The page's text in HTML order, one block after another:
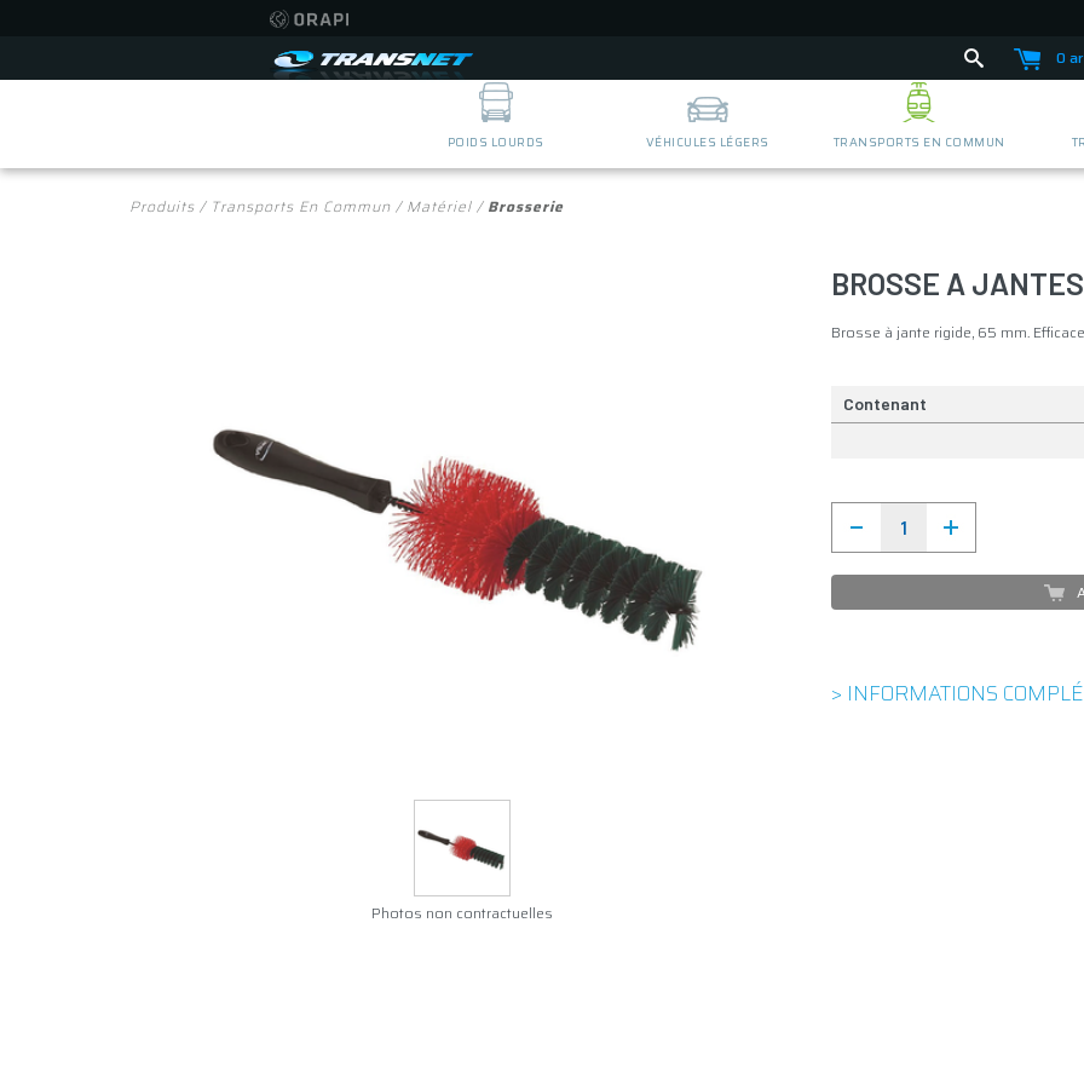
0
POIDS LOURDS VÉHICULES LÉGERS TRANSPORTS EN COMMUN
Produits / Transports En Commun / Matériel / Brosserie
Photos non contractuelles
BROSSE A
Brosse à jante rigide, 65 mm.
Contenant
> INFORMATIONS